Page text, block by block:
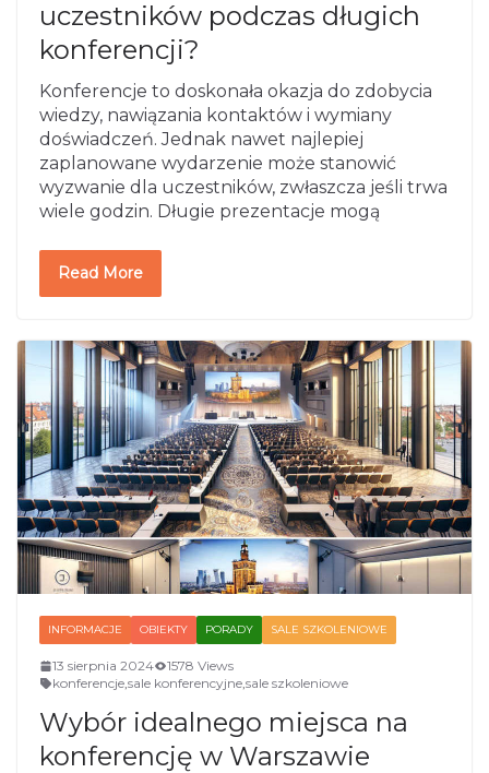
uczestników podczas długich
konferencji?
Konferencje to doskonała okazja do zdobycia
wiedzy, nawiązania kontaktów i wymiany
doświadczeń. Jednak nawet najlepiej
zaplanowane wydarzenie może stanowić
wyzwanie dla uczestników, zwłaszcza jeśli trwa
wiele godzin. Długie prezentacje mogą
Read More
INFORMACJE OBIEKTY PORADY SALE SZKOLENIOWE
13 sierpnia 2024
1578 Views
konferencje sale konferencyjne sale szkoleniowe
Wybór idealnego miejsca na
konferencję w Warszawie